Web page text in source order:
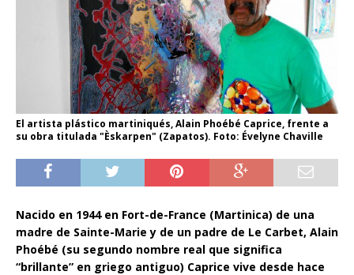
El artista plástico martiniqués, Alain Phoébé Caprice, frente a
su obra titulada "Èskarpen" (Zapatos). Foto: Évelyne Chaville
Nacido en 1944 en Fort-de-France (Martinica) de una
madre de Sainte-Marie y de un padre de Le Carbet, Alain
Phoébé (su segundo nombre real que significa
“brillante” en griego antiguo) Caprice vive desde hace